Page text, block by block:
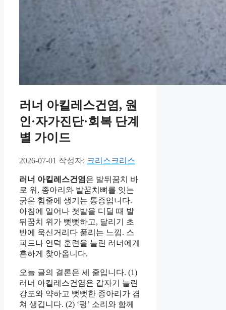
러너 아킬레스건염, 원
인·자가진단·회복 단계
별 가이드
2026-07-01 작성자: 크리스크리스
러너 아킬레스건염 은 발뒤꿈치 바
로 위, 종아리와 발꿈치뼈를 잇는
굵은 힘줄에 생기는 통증입니다.
아침에 일어나 첫발을 디딜 때 발
뒤꿈치 위가 뻣뻣하고, 달리기 초
반에 욱신거리다 풀리는 느낌. 스
피드나 언덕 훈련을 늘린 러너에게
흔하게 찾아옵니다.
오늘 글의 결론은 세 줄입니다. (1)
러너 아킬레스건염은 갑자기 늘린
강도와 약하고 뻣뻣한 종아리가 겹
쳐 생깁니다. (2) ‘펑’ 소리와 함께